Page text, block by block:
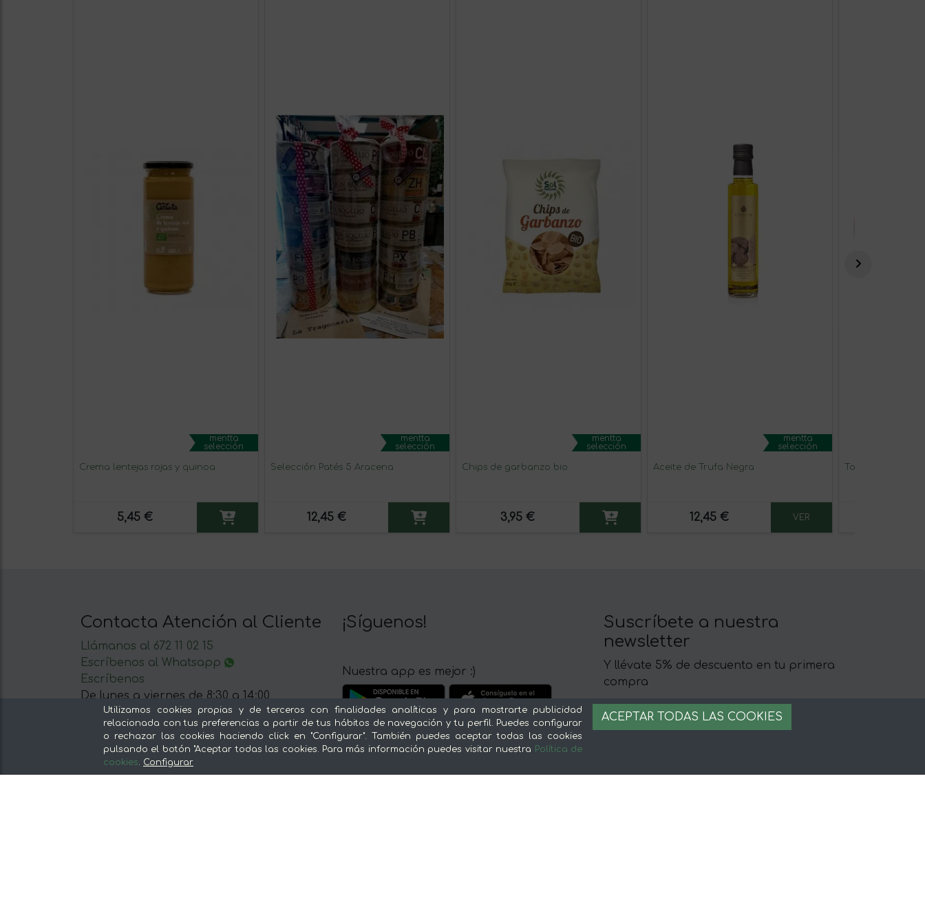
mentta
selección
Crema lentejas rojas y quinoa
5,45 €
mentta
selección
Selección Patés 5 Aracena
12,45 €
mentta
selección
Chips de garbanzo bio
3,95 €
mentta
selección
Aceite de Trufa Negra
12,45 € VER
Torta aceite con
Contacta Atención al Cliente
Llámanos al 672 11 02 15
Escríbenos al Whatsapp
Escríbenos
De lunes a viernes de 8:30 a 14:00
¡Síguenos!
Nuestra app es mejor :)
Suscríbete a nuestra
newsletter
Y llévate 5% de descuento en tu primera
compra
Nuestras secciones Sobre mentta Legal
Utilizamos cookies propias y de terceros con finalidades analíticas y para mostrarte publicidad
relacionada con tus preferencias a partir de tus hábitos de navegación y tu perfil. Puedes configurar
o rechazar las cookies haciendo click en "Configurar". También puedes aceptar todas las cookies
pulsando el botón "Aceptar todas las cookies. Para más información puedes visitar nuestra Política de
cookies. Configurar
ACEPTAR TODAS LAS COOKIES